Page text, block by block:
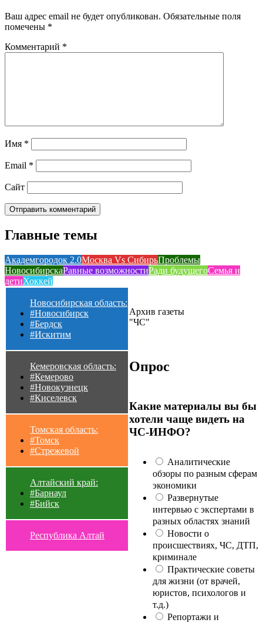
Ваш адрес email не будет опубликован. Обязательные поля
помечены *
Комментарий *
Имя *
Email *
Сайт
Главные темы
Академгородок 2.0Москва Vs СибирьПроблемы
НовосибирскаРавные возможностиРади будущегоСемья и
детиХоккей
Новосибирская область:
#Новосибирск
#Бердск
#Искитим
Кемеровская область:
#Кемерово
#Новокузнецк
#Киселевск
Томская область:
#Томск
#Стрежевой
Алтайский край:
#Барнаул
#Бийск
Республика Алтай
Архив газеты
"ЧС"
Опрос
Какие материалы вы бы
хотели чаще видеть на
ЧС-ИНФО?
Аналитические
обзоры по разным сферам
экономики
Развернутые
интервью с экспертами в
разных областях знаний
Новости о
происшествиях, ЧС, ДТП,
криминале
Практические советы
для жизни (от врачей,
юристов, психологов и
т.д.)
Репортажи и